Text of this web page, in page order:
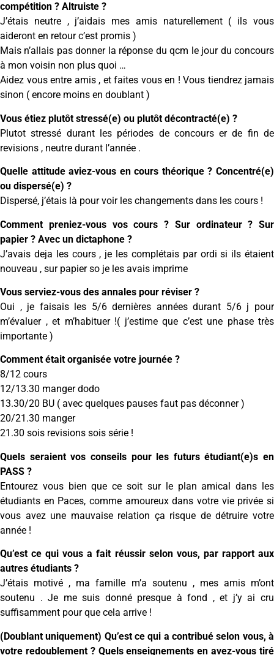
compétition ? Altruiste ?
J’étais neutre , j’aidais mes amis naturellement ( ils vous
aideront en retour c’est promis )
Mais n’allais pas donner la réponse du qcm le jour du concours
à mon voisin non plus quoi …
Aidez vous entre amis , et faites vous en ! Vous tiendrez jamais
sinon ( encore moins en doublant )
Vous étiez plutôt stressé(e) ou plutôt décontracté(e) ?
Plutot stressé durant les périodes de concours er de fin de
revisions , neutre durant l’année .
Quelle attitude aviez-vous en cours théorique ? Concentré(e)
ou dispersé(e) ?
Dispersé, j’étais là pour voir les changements dans les cours !
Comment preniez-vous vos cours ? Sur ordinateur ? Sur
papier ? Avec un dictaphone ?
J’avais deja les cours , je les complétais par ordi si ils étaient
nouveau , sur papier so je les avais imprime
Vous serviez-vous des annales pour réviser ?
Oui , je faisais les 5/6 dernières années durant 5/6 j pour
m’évaluer , et m’habituer !( j’estime que c’est une phase très
importante )
Comment était organisée votre journée ?
8/12 cours
12/13.30 manger dodo
13.30/20 BU ( avec quelques pauses faut pas déconner )
20/21.30 manger
21.30 sois revisions sois série !
Quels seraient vos conseils pour les futurs étudiant(e)s en
PASS ?
Entourez vous bien que ce soit sur le plan amical dans les
étudiants en Paces, comme amoureux dans votre vie privée si
vous avez une mauvaise relation ça risque de détruire votre
année !
Qu’est ce qui vous a fait réussir selon vous, par rapport aux
autres étudiants ?
J’étais motivé , ma famille m’a soutenu , mes amis m’ont
soutenu . Je me suis donné presque à fond , et j’y ai cru
suffisamment pour que cela arrive !
(Doublant uniquement) Qu’est ce qui a contribué selon vous, à
votre redoublement ? Quels enseignements en avez-vous tiré